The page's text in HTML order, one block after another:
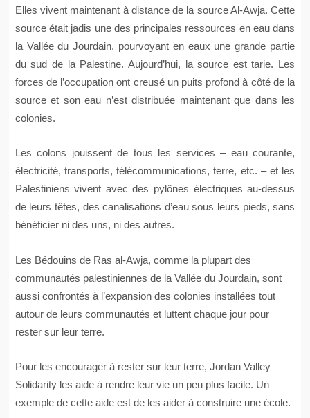
Elles vivent maintenant à distance de la source Al-Awja. Cette
source était jadis une des principales ressources en eau dans
la Vallée du Jourdain, pourvoyant en eaux une grande partie
du sud de la Palestine. Aujourd’hui, la source est tarie. Les
forces de l’occupation ont creusé un puits profond à côté de la
source et son eau n’est distribuée maintenant que dans les
colonies.
Les colons jouissent de tous les services – eau courante,
électricité, transports, télécommunications, terre, etc. – et les
Palestiniens vivent avec des pylônes électriques au-dessus
de leurs têtes, des canalisations d’eau sous leurs pieds, sans
bénéficier ni des uns, ni des autres.
Les Bédouins de Ras al-Awja, comme la plupart des
communautés palestiniennes de la Vallée du Jourdain, sont
aussi confrontés à l’expansion des colonies installées tout
autour de leurs communautés et luttent chaque jour pour
rester sur leur terre.
Pour les encourager à rester sur leur terre, Jordan Valley
Solidarity les aide à rendre leur vie un peu plus facile. Un
exemple de cette aide est de les aider à construire une école.